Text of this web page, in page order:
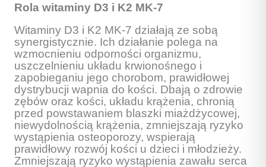
Rola witaminy D3 i K2 MK-7
Witaminy D3 i K2 MK-7 działają ze sobą
synergistycznie. Ich działanie polega na
wzmocnieniu odporności organizmu,
uszczelnieniu układu krwionośnego i
zapobieganiu jego chorobom, prawidłowej
dystrybucji wapnia do kości. Dbają o zdrowie
zębów oraz kości, układu krążenia, chronią
przed powstawaniem blaszki miażdżycowej,
niewydolnością krążenia, zmniejszają ryzyko
wystąpienia osteoporozy, wspierają
prawidłowy rozwój kości u dzieci i młodzieży.
Zmniejszają ryzyko wystąpienia zawału serca